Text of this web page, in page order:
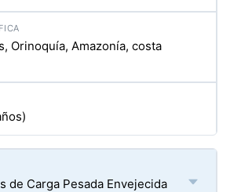
Orinoquía, Amazonía, costa
de Carga Pesada Envejecida